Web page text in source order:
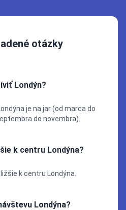
otázky
Londýn?
je na jar (od marca do
do novembra).
k centru Londýna?
k centru Londýna.
Londýna?